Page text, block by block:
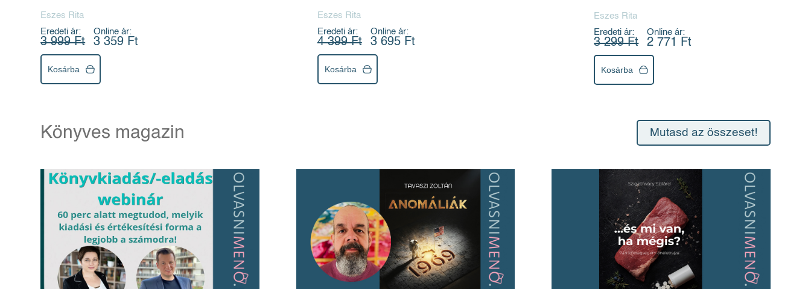
Eszes Rita
Eredeti ár:
3 999 Ft
Online ár:
3 359 Ft
Kosárba
Eszes Rita
Eredeti ár:
4 399 Ft
Online ár:
3 695 Ft
Kosárba
Eszes Rita
Eredeti ár:
3 299 Ft
Online ár:
2 771 Ft
Kosárba
Könyves magazin Mutasd az összeset!